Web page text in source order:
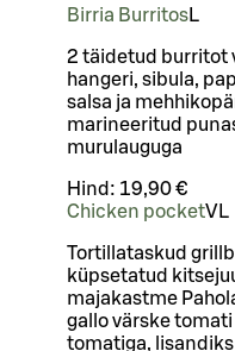
Birria BurritosL
2 täidetud burritot
hangeri, sibula,
salsa ja
marineeritud
murulauguga
Hind: 19,90 €
Chicken pocketVL
Tortillataskud
küpsetatud
majakastme
gallo värske tomati
tomatiga,